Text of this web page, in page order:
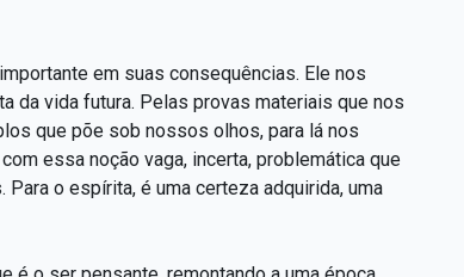
em suas consequências. Ele nos
da vida futura. Pelas provas materiais que nos
que põe sob nossos olhos, para lá nos
essa noção vaga, incerta, problemática que
o espírita, é uma certeza adquirida, uma